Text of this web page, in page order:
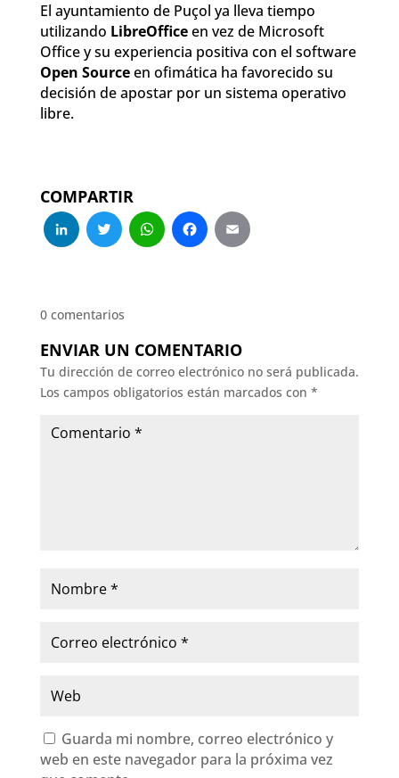
El ayuntamiento de Puçol ya lleva tiempo
utilizando LibreOfficeen vez de Microsoft
Office y su experiencia positiva con el software
Open Sourceen ofimática ha favorecido su
decisión de apostar por un sistema operativo
libre.
COMPARTIR
LinkedIn
Twitter
WhatsApp
Facebook
0 comentarios
ENVIAR UN COMENTARIO
Tu dirección de correo electrónico no será publicada.
Los campos obligatorios están marcados con *
Guarda mi nombre, correo electrónico y
web en este navegador para la próxima vez